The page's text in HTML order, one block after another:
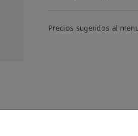
Precios sugeridos al